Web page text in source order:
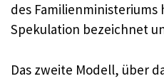
des Familienministeriums
Spekulation bezeichnet
Das zweite Modell, über